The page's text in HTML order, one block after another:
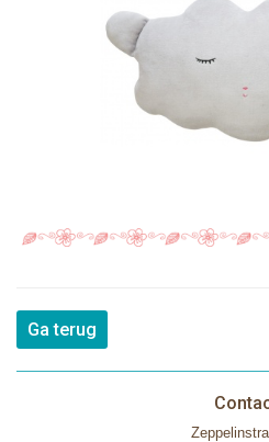
Ga terug